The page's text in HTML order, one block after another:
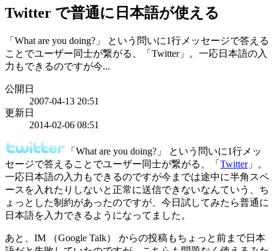
Twitter で普通に日本語が使える
「What are you doing?」 という問いに1行メッセージで答える
ことでユーザー同士が繋がる、「Twitter」。一応日本語の入
力もできるのですが今...
公開日
2007-04-13 20:51
更新日
2014-02-06 08:51
「What are you doing?」 という問いに1行メッ
セージで答えることでユーザー同士が繋がる、「 Twitter」。
一応日本語の入力もできるのですが今までは途中に半角スペ
ースを入れたりしないと正常に送信できないなんていう、ち
ょっとした制約があったのですが、今日試してみたら普通に
日本語を入力できるようになってました。
あと、IM （Google Talk） からの投稿もちょっと前まで日本